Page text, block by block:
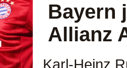
Bayern
Allianz
Karl-Heinz